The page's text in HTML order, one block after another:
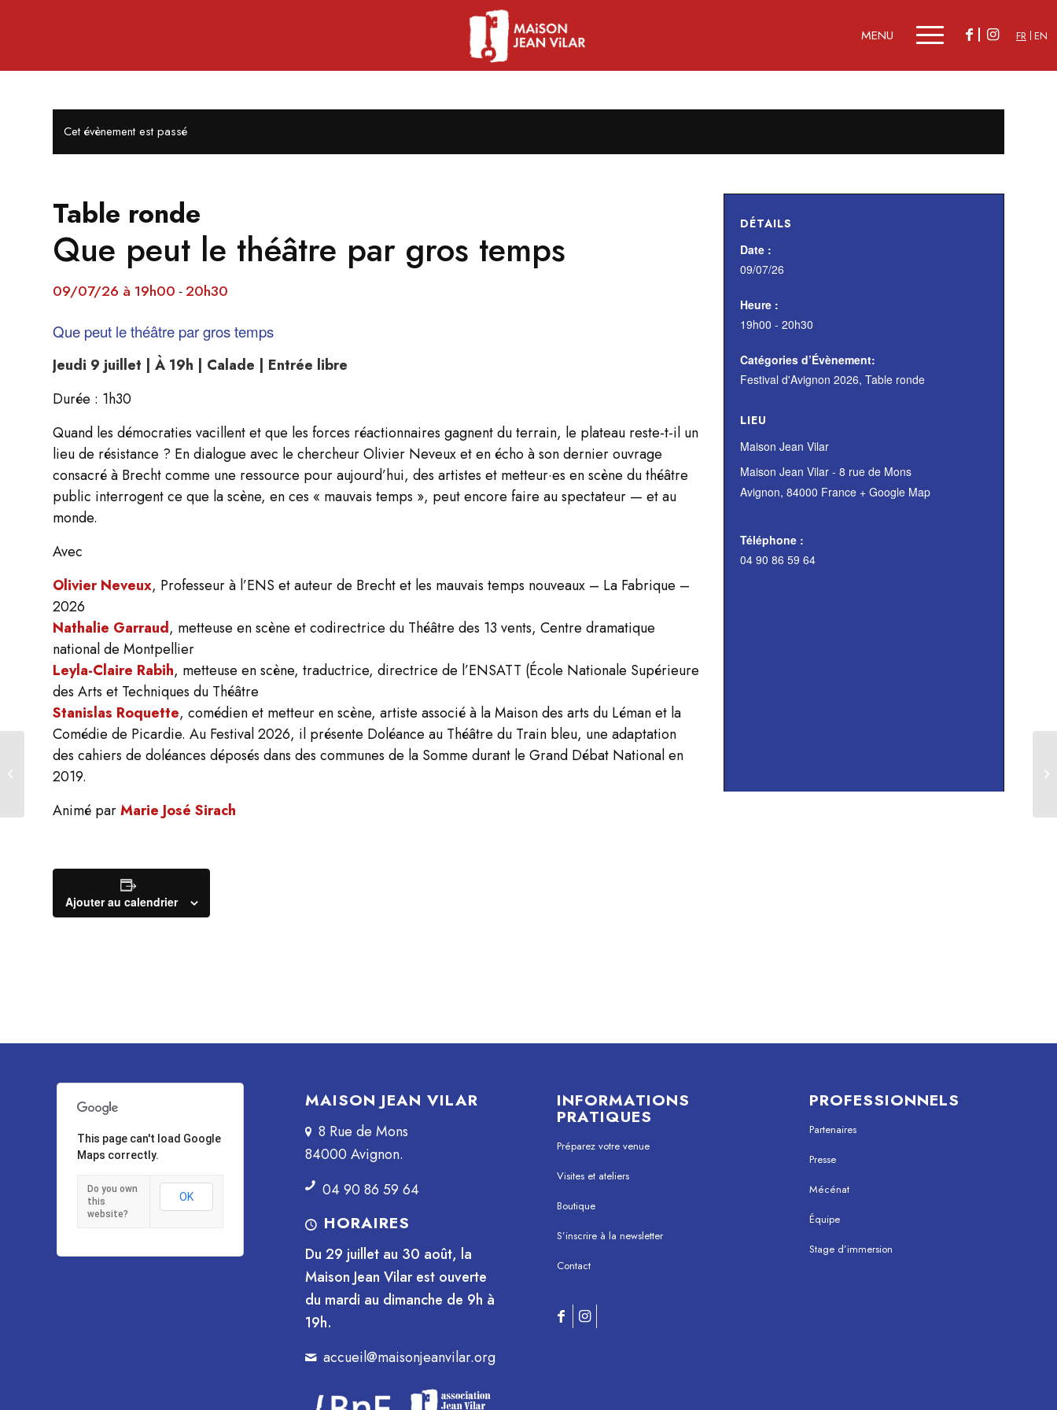
FR EN
Cet évènement est passé
Table ronde
Que peut le théâtre par gros temps
09/07/26 à 19h00 -20h30
Que peut le théâtre par gros temps
Jeudi 9 juillet | À 19h | Calade | Entrée libre
Durée : 1h30
Quand les démocraties vacillent et que les forces réactionnaires gagnent du terrain, le plateau reste-t-il un
lieu de résistance ? En dialogue avec le chercheur Olivier Neveux et en écho à son dernier ouvrage
consacré à Brecht comme une ressource pour aujourd’hui, des artistes et metteur·es en scène du théâtre
public interrogent ce que la scène, en ces « mauvais temps », peut encore faire au spectateur — et au
monde.
Avec
Olivier Neveux, Professeur à l’ENS et auteur de Brecht et les mauvais temps nouveaux – La Fabrique –
2026
Nathalie Garraud, metteuse en scène et codirectrice du Théâtre des 13 vents, Centre dramatique
national de Montpellier
Leyla-Claire Rabih, metteuse en scène, traductrice, directrice de l’ENSATT (École Nationale Supérieure
des Arts et Techniques du Théâtre
Stanislas Roquette, comédien et metteur en scène, artiste associé à la Maison des arts du Léman et la
Comédie de Picardie. Au Festival 2026, il présente Doléance au Théâtre du Train bleu, une adaptation
des cahiers de doléances déposés dans des communes de la Somme durant le Grand Débat National en
2019.
Animé parMarie José Sirach
Ajouter au calendrier
DÉTAILS
Date :
09/07/26
Heure :
19h00 - 20h30
Catégories d’Évènement:
Festival d'Avignon 2026, Table ronde
LIEU
Maison Jean Vilar
Maison Jean Vilar - 8 rue de Mons
Avignon, 84000 France + Google Map
Téléphone :
04 90 86 59 64
This page can't load Google
Maps correctly.
Do you own
this
website?
OK
MAISON JEAN VILAR
8 Rue de Mons
84000 Avignon.
04 90 86 59 64
HORAIRES
Du 29 juillet au 30 août, la
Maison Jean Vilar est ouverte
du mardi au dimanche de 9h à
19h.
accueil@maisonjeanvilar.org
INFORMATIONS
PRATIQUES
Préparez votre venue
Visites et ateliers
Boutique
S’inscrire à la newsletter
Contact
PROFESSIONNELS
Partenaires
Presse
Mécénat
Équipe
Stage d’immersion
Rencontre
Les archives
numériques
du Théâtre du Soleil